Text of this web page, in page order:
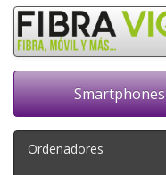
Smartphones
Ordenadores